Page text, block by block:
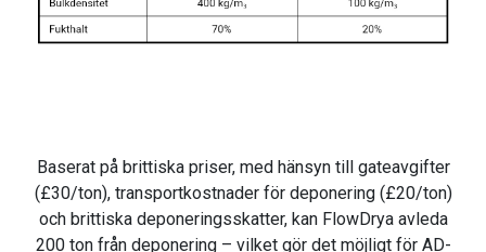
Baserat på brittiska priser, med hänsyn till gateavgifter
(£30/ton), transportkostnader för deponering (£20/ton)
och brittiska deponeringsskatter, kan FlowDrya avleda
200 ton från deponering – vilket gör det möjligt för AD-